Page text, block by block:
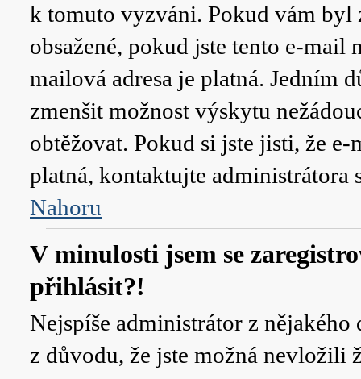
k tomuto vyzváni. Pokud vám byl
obsažené, pokud jste tento e-mail
mailová adresa je platná. Jedním
zmenšit možnost výskytu
obtěžovat. Pokud si jste jisti, že
platná, kontaktujte administrátora
Nahoru
V minulosti jsem se
přihlásit?!
Nejspíše administrátor z
z důvodu, že jste možná nevložili